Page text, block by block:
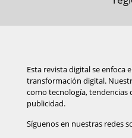
Esta revista digital se enfoca
transformación digital.
como tecnología, tendencias
publicidad.
Síguenos en nuestras redes